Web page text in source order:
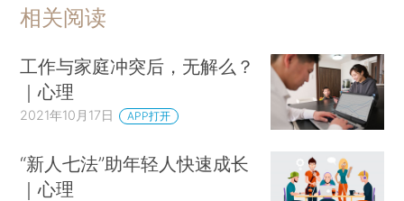
相关阅读
工作与家庭冲突后，无解么？
｜心理
2021年10月17日 APP打开
“新人七法”助年轻人快速成长
｜心理